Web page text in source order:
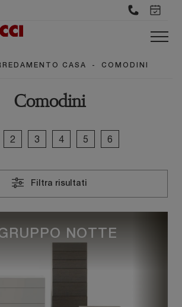
CASA - COMODINI
Comodini
2 3 4 5 6
Filtra risultati
NOTTE